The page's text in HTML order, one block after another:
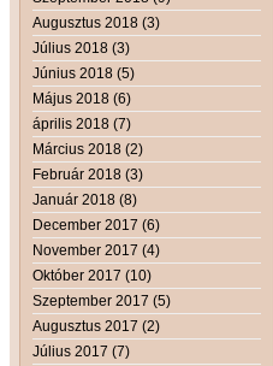
Augusztus 2018 (3)
Július 2018 (3)
Június 2018 (5)
Május 2018 (6)
április 2018 (7)
Március 2018 (2)
Február 2018 (3)
Január 2018 (8)
December 2017 (6)
November 2017 (4)
Október 2017 (10)
Szeptember 2017 (5)
Augusztus 2017 (2)
Július 2017 (7)